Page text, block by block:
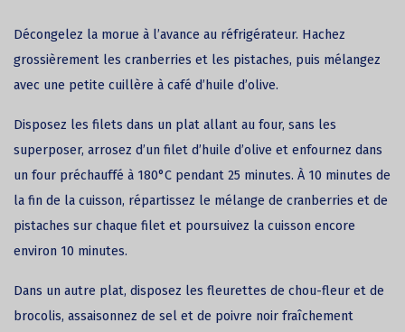
Décongelez la morue à l’avance au réfrigérateur. Hachez
grossièrement les cranberries et les pistaches, puis mélangez
avec une petite cuillère à café d’huile d’olive.
Disposez les filets dans un plat allant au four, sans les
superposer, arrosez d’un filet d’huile d’olive et enfournez dans
un four préchauffé à 180°C pendant 25 minutes. À 10 minutes de
la fin de la cuisson, répartissez le mélange de cranberries et de
pistaches sur chaque filet et poursuivez la cuisson encore
environ 10 minutes.
Dans un autre plat, disposez les fleurettes de chou-fleur et de
brocolis, assaisonnez de sel et de poivre noir fraîchement